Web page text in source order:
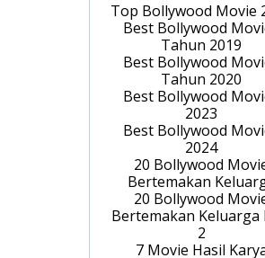
Top Bollywood Movie
Best Bollywood
Tahun 2019
Best Bollywood
Tahun 2020
Best Bollywood
2023
Best Bollywood
2024
20 Bollywood
Bertemakan
20 Bollywood
Bertemakan Keluarga
2
7 Movie Hasil